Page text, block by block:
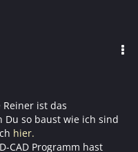
ist das
Du so baust wie ich sind
hier.
CAD Programm hast